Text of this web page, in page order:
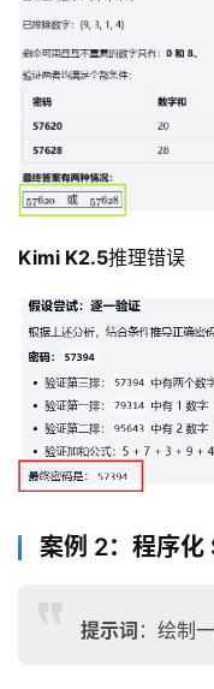
资
讯
首
页
3
0
.
I
官
网
专
题
分
Kimi K2.5推理错误
案例 2：程序化
提示词 ：绘制